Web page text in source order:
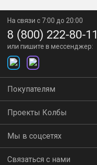
На связи с 7:00 до 20:00
8 (800) 222-80-11
или пишите в мессенджер:
Покупателям
Проекты Колбы
Мы в соцсетях
Связаться с нами